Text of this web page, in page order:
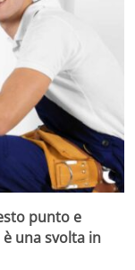
punto e
una svolta in